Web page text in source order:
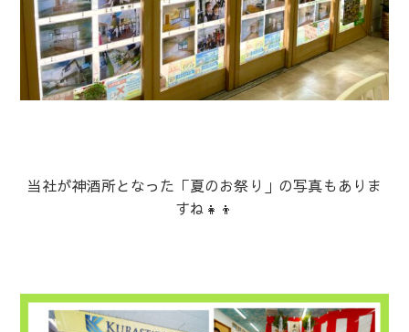
当社が神酒所となった「夏のお祭り」の写真もありま
すね👧👦